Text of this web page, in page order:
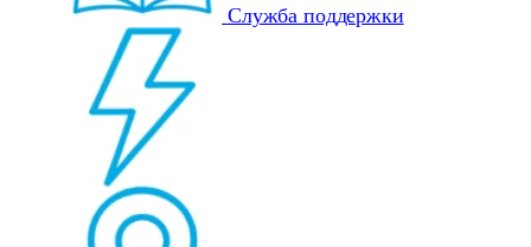
Служба поддержки